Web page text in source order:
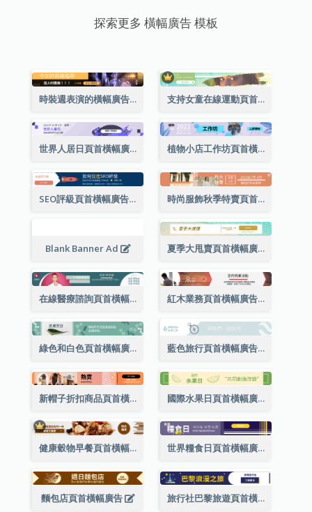
探索更多 橫幅廣告 模板
時裝週表演的橫幅廣告 支持女童在線運動頁首橫幅廣告
世界人居日頁首橫幅廣告 植物小店工作坊頁首橫幅廣告
SEO評級頁首橫幅廣告 時尚服飾秋季特賣頁首橫幅廣告
Blank Banner Ad 夏季大甩賣頁首橫幅廣告
在線醫療諮詢頁首橫幅廣告 紅木業務頁首橫幅廣告
綠色和白色頁首橫幅廣告 藍色旅行頁首橫幅廣告
新帽子折扣商品頁首橫幅廣告 國際水果日頁首橫幅廣告（附標語）
健康穀物早餐頁首橫幅廣告(附購買網站超連結) 世界糧食日頁首橫幅廣告
麵包店頁首橫幅廣告 旅行社巴黎旅遊頁首橫幅廣告